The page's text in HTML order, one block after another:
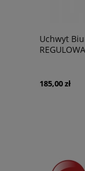
Uchwyt
185,00 zł